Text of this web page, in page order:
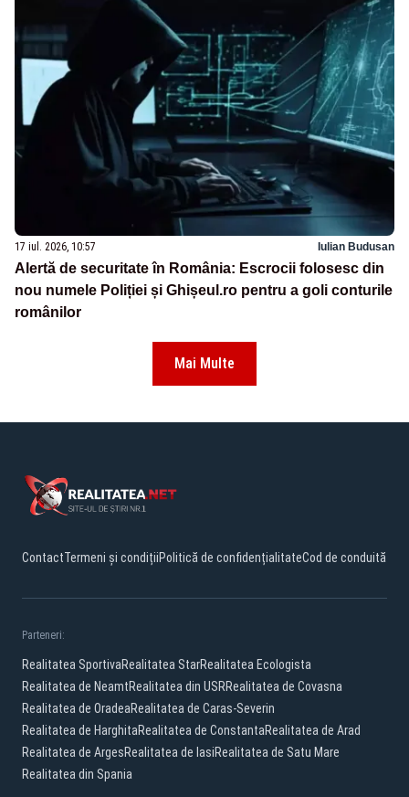
17 iul. 2026, 10:57 Iulian Budusan
Alertă de securitate în România: Escrocii folosesc din
nou numele Poliției și Ghișeul.ro pentru a goli conturile
românilor
Mai Multe
ContactTermeni și condițiiPolitică de confidențialitateCod de conduită
Parteneri:
Realitatea SportivaRealitatea StarRealitatea Ecologista
Realitatea de NeamtRealitatea din USRRealitatea de Covasna
Realitatea de OradeaRealitatea de Caras-Severin
Realitatea de HarghitaRealitatea de ConstantaRealitatea de Arad
Realitatea de ArgesRealitatea de IasiRealitatea de Satu Mare
Realitatea din Spania